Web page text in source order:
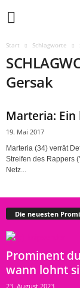
Start Schlagworte
Gersak
Marteria: Ein
19. Mai 2017
Marteria (34) verrät
Streifen des Rappers
Netz...
Die neuesten
Prominent
wann lohnt
23. August 2023